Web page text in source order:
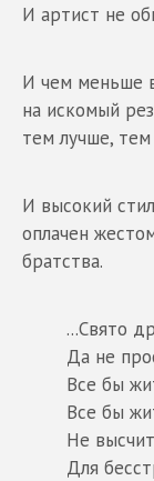
И артист не
И чем меньше
на искомый
тем лучше,
И высокий
оплачен
братства.
...Свято
Да не
Все бы
Все бы
Не
Для